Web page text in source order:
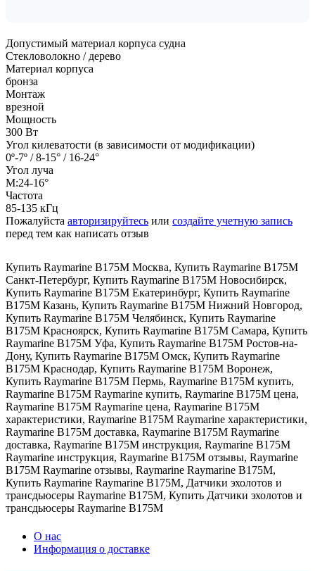
Допустимый материал корпуса судна
Стекловолокно / дерево
Материал корпуса
бронза
Монтаж
врезной
Мощность
300 Вт
Угол килеватости (в зависимости от модификации)
0º-7º / 8-15° / 16-24°
Угол луча
M:24-16°
Частота
85-135 кГц
Пожалуйста авторизируйтесь или создайте учетную запись
перед тем как написать отзыв
Купить Raymarine B175M Москва, Купить Raymarine B175M
Санкт-Петербург, Купить Raymarine B175M Новосибирск,
Купить Raymarine B175M Екатеринбург, Купить Raymarine
B175M Казань, Купить Raymarine B175M Нижний Новгород,
Купить Raymarine B175M Челябинск, Купить Raymarine
B175M Красноярск, Купить Raymarine B175M Самара, Купить
Raymarine B175M Уфа, Купить Raymarine B175M Ростов-на-
Дону, Купить Raymarine B175M Омск, Купить Raymarine
B175M Краснодар, Купить Raymarine B175M Воронеж,
Купить Raymarine B175M Пермь, Raymarine B175M купить,
Raymarine B175M Raymarine купить, Raymarine B175M цена,
Raymarine B175M Raymarine цена, Raymarine B175M
характеристики, Raymarine B175M Raymarine характеристики,
Raymarine B175M доставка, Raymarine B175M Raymarine
доставка, Raymarine B175M инструкция, Raymarine B175M
Raymarine инструкция, Raymarine B175M отзывы, Raymarine
B175M Raymarine отзывы, Raymarine Raymarine B175M,
Купить Raymarine Raymarine B175M, Датчики эхолотов и
трансдьюсеры Raymarine B175M, Купить Датчики эхолотов и
трансдьюсеры Raymarine B175M
О нас
Информация о доставке